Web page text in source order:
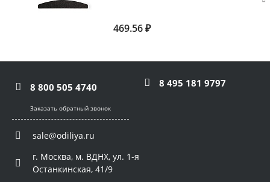
469.56 ₽
8 800 505 4740 8 495 181 9797
Заказать обратный звонок
sale@odiliya.ru
г. Москва, м. ВДНХ, ул. 1-я
Останкинская, 41/9